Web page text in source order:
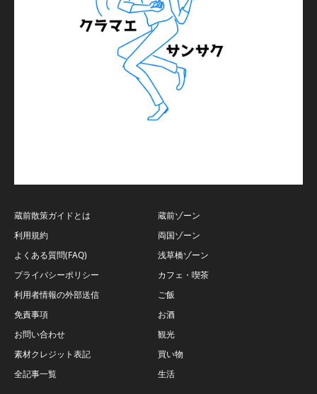
蔵前散策ガイドとは
利用規約
よくある質問(FAQ)
プライバシーポリシー
利用者情報の外部送信
免責事項
お問い合わせ
素材クレジット表記
全記事一覧
蔵前ゾーン
両国ゾーン
浅草橋ゾーン
カフェ・喫茶
ご飯
お酒
観光
買い物
生活